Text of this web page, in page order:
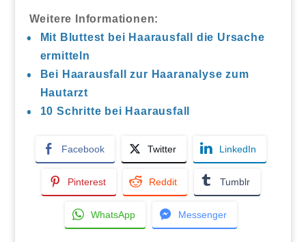
Weitere Informationen:
Mit Bluttest bei Haarausfall die Ursache
ermitteln
Bei Haarausfall zur Haaranalyse zum
Hautarzt
10 Schritte bei Haarausfall
Facebook Twitter LinkedIn
Pinterest Reddit Tumblr
WhatsApp Messenger